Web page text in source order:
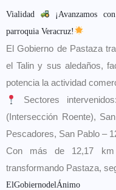
Vialidad
¡Avanzamos
parroquia Veracruz!
El Gobierno de Pastaza
el Talin y sus aledaños,
potencia la actividad
Sectores
(Intersección Roente),
Pescadores, San Pablo –
Con más de 12,17 km
transformando Pastaza,
ElGobiernodelÁnimo